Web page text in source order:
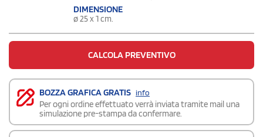
DIMENSIONE
ø 25 x 1 cm.
CALCOLA PREVENTIVO
BOZZA GRAFICA GRATIS info
Per ogni ordine effettuato verrà inviata tramite mail una
simulazione pre-stampa da confermare.